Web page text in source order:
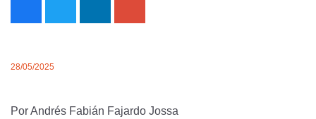
28/05/2025
Por Andrés Fabián Fajardo Jossa